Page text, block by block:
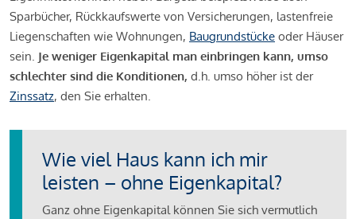
Sparbücher, Rückkaufswerte von Versicherungen, lastenfreie
Liegenschaften wie Wohnungen, Baugrundstücke oder Häuser
sein. Je weniger Eigenkapital man einbringen kann, umso
schlechter sind die Konditionen, d.h. umso höher ist der
Zinssatz, den Sie erhalten.
Wie viel Haus kann ich mir
leisten – ohne Eigenkapital?
Ganz ohne Eigenkapital können Sie sich vermutlich